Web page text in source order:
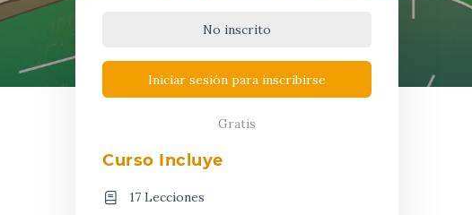
No inscrito
Iniciar sesión para inscribirse
Gratis
Curso Incluye
17 Lecciones